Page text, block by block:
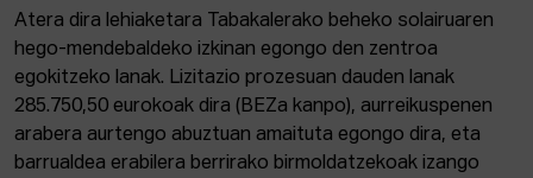
Atera dira lehiaketara Tabakalerako beheko solairuaren
hego-mendebaldeko izkinan egongo den zentroa
egokitzeko lanak. Lizitazio prozesuan dauden lanak
285.750,50 eurokoak dira (BEZa kanpo), aurreikuspenen
arabera aurtengo abuztuan amaituta egongo dira, eta
barrualdea erabilera berrirako birmoldatzekoak izango